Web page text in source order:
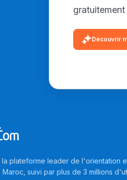
Découvrir
la plateforme leader de l'orientation
suivi par plus de 3 millions